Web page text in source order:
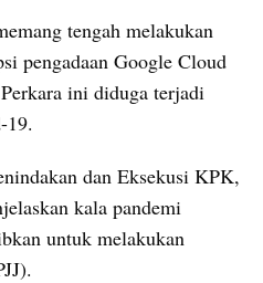
tengah melakukan
pengadaan Google Cloud
ini diduga terjadi
19.
dan Eksekusi KPK,
kala pandemi
untuk melakukan